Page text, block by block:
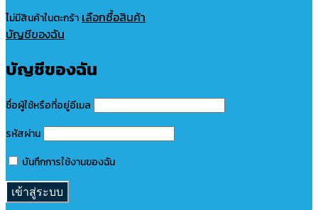
ไม่มีสินค้าในตะกร้า เลือกซื้อสินค้า
บัญชีของฉัน
บัญชีของฉัน
ชื่อผู้ใช้หรือที่อยู่อีเมล
รหัสผ่าน
บันทึกการใช้งานของฉัน